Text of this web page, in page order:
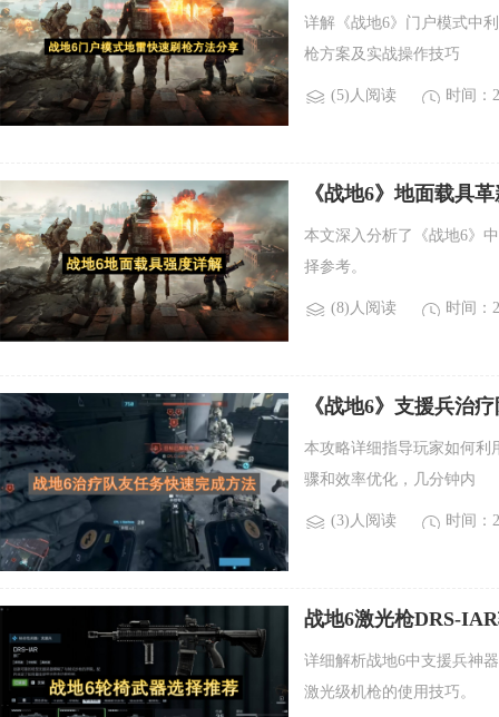
详解《战地6》门户模式中
枪方案及实战操作技巧
(5)人阅读 时间：
《战地6》地面载具
本文深入分析了《战地6》
择参考。
(8)人阅读 时间：
《战地6》支援兵治
本攻略详细指导玩家如何利
骤和效率优化，几分钟内
(3)人阅读 时间：
战地6激光枪DRS-
详细解析战地6中支援兵神
激光级机枪的使用技巧。